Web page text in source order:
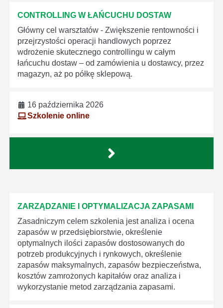
CONTROLLING W ŁAŃCUCHU DOSTAW
Główny cel warsztatów - Zwiększenie rentowności i
przejrzystości operacji handlowych poprzez
wdrożenie skutecznego controllingu w całym
łańcuchu dostaw – od zamówienia u dostawcy, przez
magazyn, aż po półkę sklepową.
16 października 2026
Szkolenie online
ZARZĄDZANIE I OPTYMALIZACJA ZAPASAMI
Zasadniczym celem szkolenia jest analiza i ocena
zapasów w przedsiębiorstwie, określenie
optymalnych ilości zapasów dostosowanych do
potrzeb produkcyjnych i rynkowych, określenie
zapasów maksymalnych, zapasów bezpieczeństwa,
kosztów zamrożonych kapitałów oraz analiza i
wykorzystanie metod zarządzania zapasami.